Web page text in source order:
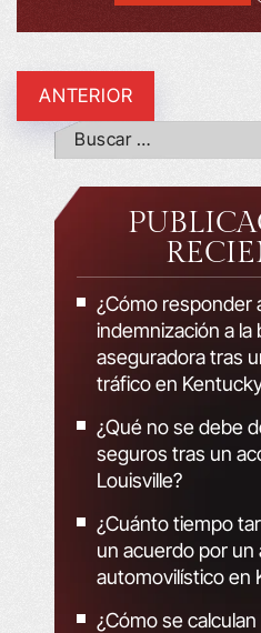
ANTERIOR
¿Cómo responder
indemnización a la
aseguradora tras
tráfico en
¿Qué no se debe
seguros tras un
Louisville?
¿Cuánto tiempo
un acuerdo por un
automovilístico en
¿Cómo se